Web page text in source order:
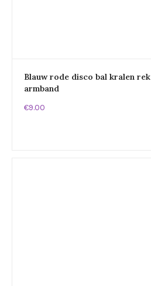
Blauw rode disco bal kralen rek
armband
€9.00